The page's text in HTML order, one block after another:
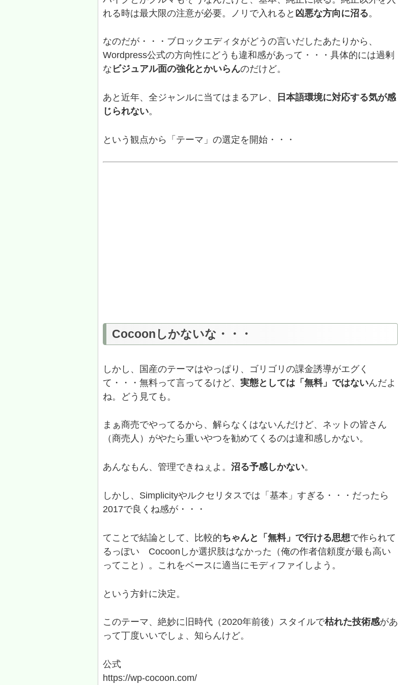
れる時は最大限の注意が必要。ノリで入れると 凶悪な方向に沼る。
なのだが・・・ブロックエディタがどうの言いだしたあたりから、
Wordpress公式の方向性にどうも違和感があって・・・具体的には過剰
な ビジュアル面の強化とかいらんのだけど。
あと近年、全ジャンルに当てはまるアレ、
日本語環境に対応する気が感
じられない。
という観点から「テーマ」の選定を開始・・・
Cocoonしかないな・・・
しかし、国産のテーマはやっぱり、ゴリゴリの課金誘導がエグく
て・・・無料って言ってるけど、 実態としては「無料」ではないんだよ
ね。どう見ても。
まぁ商売でやってるから、解らなくはないんだけど、ネットの皆さん
（商売人）がやたら重いやつを勧めてくるのは違和感しかない。
あんなもん、管理できねぇよ。 沼る予感しかない。
しかし、Simplicityやルクセリタスでは「基本」すぎる・・・だったら
2017で良くね感が・・・
てことで結論として、比較的ちゃんと「無料」で行ける思想で作られて
るっぽい Cocoonしか選択肢はなかった（俺の作者信頼度が最も高い
ってこと）。これをベースに適当にモディファイしよう。
という方針に決定。
このテーマ、絶妙に旧時代（2020年前後）スタイルで枯れた技術感があ
って丁度いいでしょ、知らんけど。
公式
https://wp-cocoon.com/